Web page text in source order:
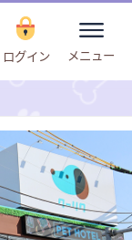
ログイン
toggle
メニュー